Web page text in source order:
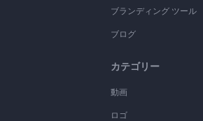
ブランディング ツール
ブログ
カテゴリー
動画
ロゴ